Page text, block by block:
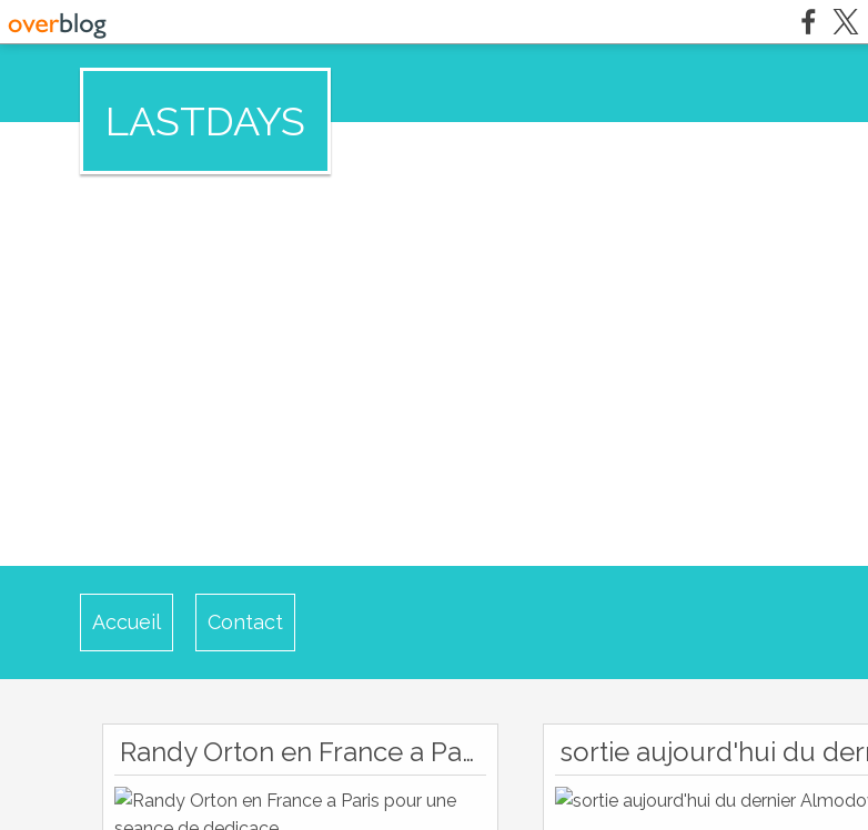
LASTDAYS
Accueil Contact
Randy Orton en France a Paris pour une seance de dedicace